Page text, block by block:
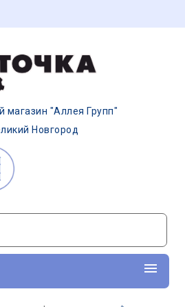
магазин "Аллея Групп"
Новгород